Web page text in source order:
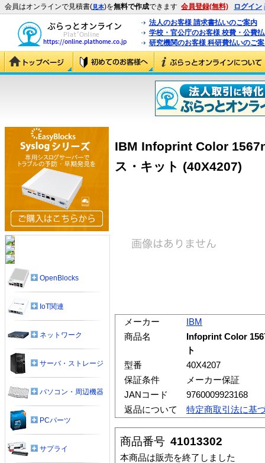
会員はオンラインで見積書(見本)を無料で作成できます 会員登録(無料) ログイン
法人のお客様 請求書払いのご案内
学校・官公庁のお客様 校費・公費
研究機関のお客様 科研費払いのご
IBM Infoprint Color
ス・キット (40X4207)
メーカー
IBM
商品名
Infoprint Color
ト
型番
40X4207
保証条件
メーカー保証
JANコード
9760009923168
返品について
特定商取引法に基
商品番号 41013302
本商品は販売を終了しました
OpenBlocks
IoT関連
ネットワーク
サーバ・ストレージ
パソコン・周辺機器
PCパーツ
サプライ